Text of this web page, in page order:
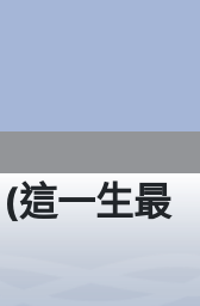
(這一生最